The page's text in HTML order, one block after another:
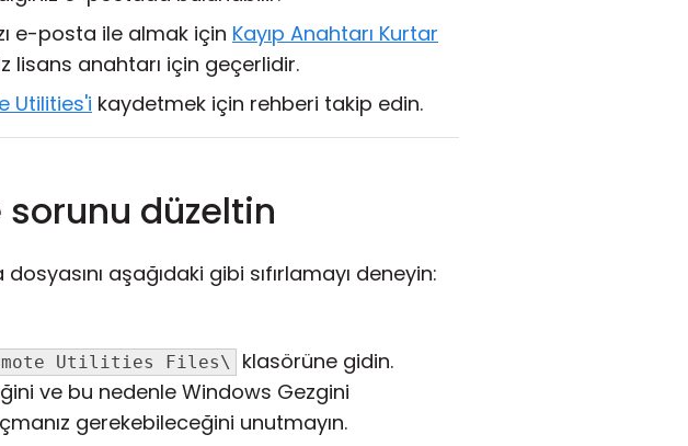
e-posta ile almak için Kayıp Anahtarı Kurtar
lisans anahtarı için geçerlidir.
Utilities'i kaydetmek için rehberi takip edin.
sorunu düzeltin
aşağıdaki gibi sıfırlamayı deneyin:
Utilities Files\
klasörüne gidin.
ve bu nedenle Windows Gezgini
gerekebileceğini unutmayın.